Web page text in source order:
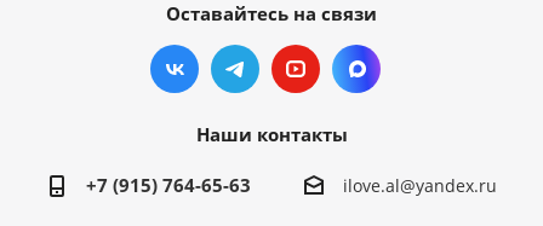
Оставайтесь на связи
Наши контакты
+7 (915) 764-65-63 ilove.al@yandex.ru